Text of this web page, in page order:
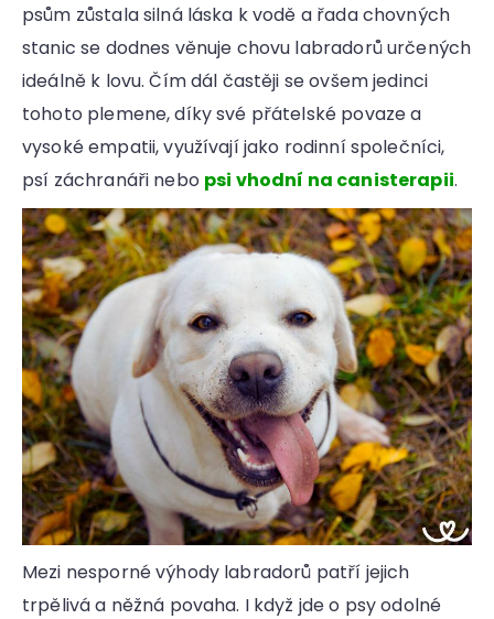
psům zůstala silná láska k vodě a řada chovných
stanic se dodnes věnuje chovu labradorů určených
ideálně k lovu. Čím dál častěji se ovšem jedinci
tohoto plemene, díky své přátelské povaze a
vysoké empatii, využívají jako rodinní společníci,
psí záchranáři nebo psi vhodní na canisterapii.
Mezi nesporné výhody labradorů patří jejich
trpělivá a něžná povaha. I když jde o psy odolné